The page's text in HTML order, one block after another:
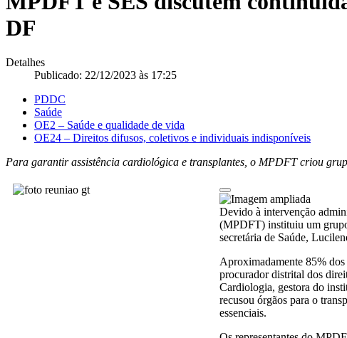
DF
Detalhes
Publicado: 22/12/2023 às 17:25
PDDC
Saúde
OE2 – Saúde e qualidade de vida
OE24 – Direitos difusos, coletivos e individuais indisponíveis
Para garantir assistência cardiológica e transplantes, o MPDFT criou
Devido à intervenção
(MPDFT) instituiu um
secretária de Saúde,
Aproximadamente 85%
procurador distrital dos
Cardiologia, gestora do
recusou órgãos para o
essenciais.